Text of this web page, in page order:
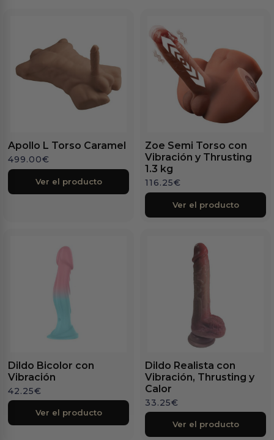
Apollo L Torso Caramel
499.00€
Ver el producto
Zoe Semi Torso con
Vibración y Thrusting
1.3 kg
116.25€
Ver el producto
Dildo Bicolor con
Vibración
42.25€
Ver el producto
Dildo Realista con
Vibración, Thrusting y
Calor
33.25€
Ver el producto